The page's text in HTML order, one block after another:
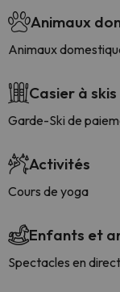
Animaux
Animaux
Casier à skis
Garde-Ski de
Activités
Cours de yoga
Enfants et
Spectacles en direct